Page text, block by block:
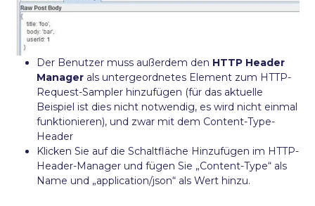
Der Benutzer muss außerdem den HTTP Header
Manager als untergeordnetes Element zum HTTP-
Request-Sampler hinzufügen (für das aktuelle
Beispiel ist dies nicht notwendig, es wird nicht einmal
funktionieren), und zwar mit dem Content-Type-
Header
Klicken Sie auf die Schaltfläche Hinzufügen im HTTP-
Header-Manager und fügen Sie „Content-Type“ als
Name und „application/json“ als Wert hinzu.